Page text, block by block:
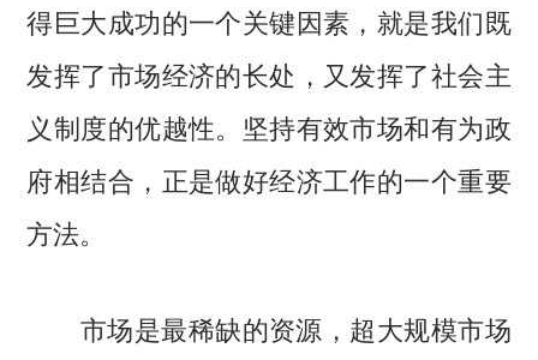
得巨大成功的一个关键因素，就是我们既
发挥了市场经济的长处，又发挥了社会主
义制度的优越性。坚持有效市场和有为政
府相结合，正是做好经济工作的一个重要
方法。
市场是最稀缺的资源，超大规模市场